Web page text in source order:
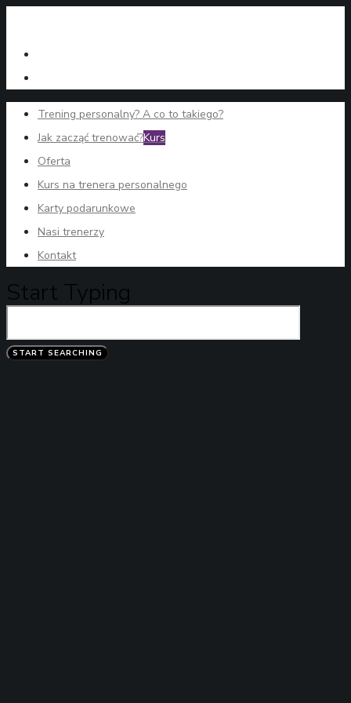
Trening personalny? A co to takiego?
Jak zacząć trenować?Kurs
Oferta
Kurs na trenera personalnego
Karty podarunkowe
Nasi trenerzy
Kontakt
Start Typing